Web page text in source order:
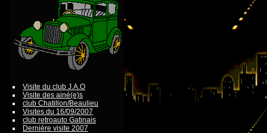
Visite du club J.A.O
Visite des ainé(e)s
club Chatillon/Beaulieu
Visites du 16/09/2007
club retroauto Gatinais
Dernière visite 2007